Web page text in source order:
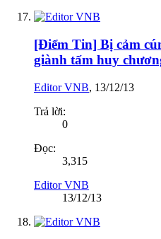
[Điểm Tin] Bị cảm
giành tấm huy
Editor VNB, 13/12/13
Trả lời:
0
Đọc:
3,315
Editor VNB
13/12/13